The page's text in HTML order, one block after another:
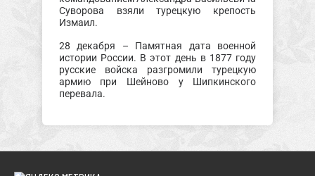
Суворова взяли турецкую крепость
Измаил.
28 декабря – Памятная дата военной
истории России. В этот день в 1877 году
русские войска разгромили турецкую
армию при Шейново у Шипкинского
перевала.